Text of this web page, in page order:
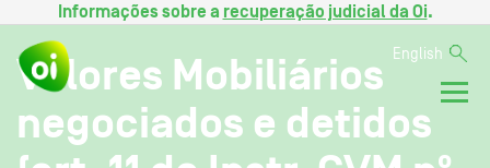
Informações sobre a recuperação judicial da Oi.
English
Valores Mobiliários
negociados e detidos